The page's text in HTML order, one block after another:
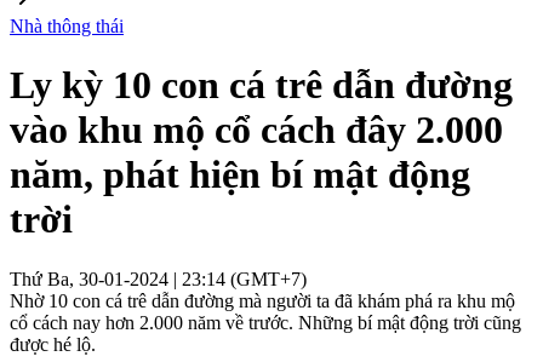
Nhà thông thái
Ly kỳ 10 con cá trê dẫn đường
vào khu mộ cổ cách đây 2.000
năm, phát hiện bí mật động
trời
Thứ Ba, 30-01-2024 | 23:14 (GMT+7)
Nhờ 10 con cá trê dẫn đường mà người ta đã khám phá ra khu mộ
cổ cách nay hơn 2.000 năm về trước. Những bí mật động trời cũng
được hé lộ.